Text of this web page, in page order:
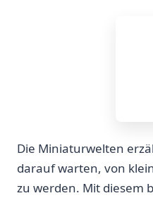
Die Miniaturwelten
darauf warten, von
zu werden. Mit diesem